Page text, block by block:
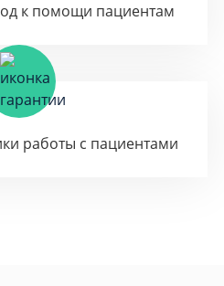
к помощи пациентам
работы с пациентами